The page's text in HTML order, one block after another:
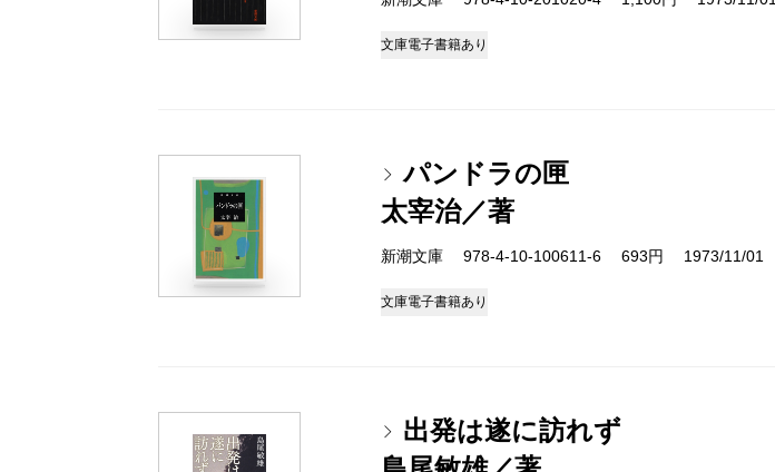
文庫電子書籍あり
パンドラの匣
太宰治／著
新潮文庫 978-4-10-100611-6 693円 1973/11/01
文庫電子書籍あり
出発は遂に訪れず